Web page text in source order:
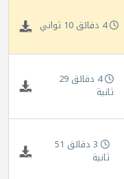
4 دقائق 10 ثواني
4 دقائق 29
ثانية
3 دقائق 51
ثانية